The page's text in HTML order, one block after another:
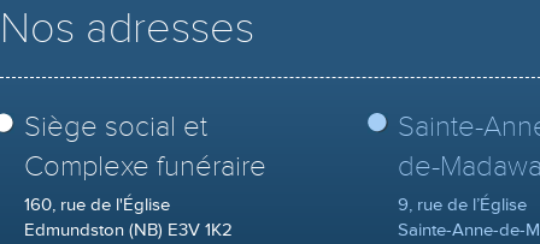
Nos adresses
Siège social et
Complexe funéraire
160, rue de l'Église
Edmundston (NB) E3V 1K2
Sainte-
de-
9, rue de l’Église
Sainte-Anne-de-